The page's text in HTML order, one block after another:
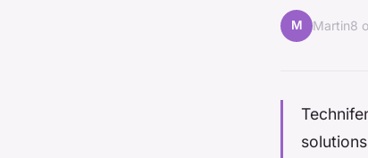
M Martin8